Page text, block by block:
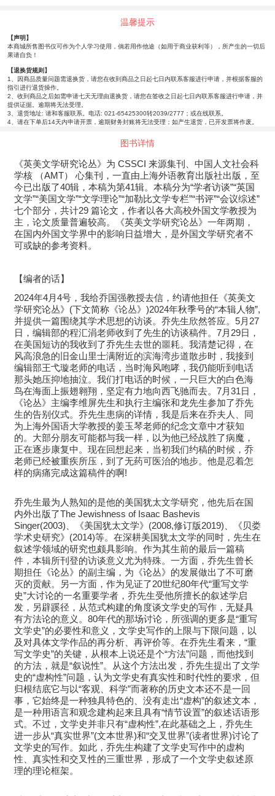
温馨提示
【声明】
本商城所售图书仅可作为个人学习使用，倘若用作他途（如用于商业获利等），所产生的一切后
果请自负！
【退换货规则】
1、因商品质量问题需退换货，请您在收到商品之日起七日内联系客服进行申请，并根据客服的
指引进行退货操作。
2、收到商品之后如需申请七天无理由退换货，请您在签收之日起七日内联系客服进行申请，并
提供证据。逾期将无法受理。
3、退货地址: 请和客服联系。电话: 021-65425300转2039/2777；或在线联系。
4、请在下单后14天内申请开票，逾期财务封账将无法受理；如产生退货，已开发票将作废。
图书详情
《英美文学研究论丛》为 CSSCI 来源集刊、中国人文社会科
学核 （AMT） 心集刊，一直由上海外语教育出版社出版，至
今已出版了40辑，本稿为第41辑。本稿分为“学者访谈”“英国
文学”“美国文学”“文学理论”“加勒比文学专栏”“书评”“会议综述”
七个部分，共计29 篇论文，作者以各大高校外国文学教授为
主，论文质量普遍较高。《英美文学研究论丛》一年两期，
在国内外国文学界中的影响日益增大，是外国文学研究者不
可或缺的参考资料。
【编者的话】
2024年4月4号，我给乔国强教授去信，约请他担任《英美文
学研究论丛》(下文简称《论丛》)2024年秋季号的“本辑人物”,
并提供一篇围绕其学术思想的访谈。乔先生欣然答应。5月27
日，编辑部的程汇涓老师收到了先生的访谈稿件。7月29日，
在美国短访的我收到了乔先生去世的噩耗。我清楚记得，在
风高浪急的旧金山里士满附近的滨海湾步道散步时，我接到
编辑部王弋璇老师的电话，当时海风咆哮，我仍能听到电话
那头她压抑地抽泣。我们打电话的时候，一只巨大的白色海
鸟在海面上振翅翱翔，坚定有力地向西飞驰而去。7月31日，
《论丛》主编李维屏先生和执行主编张和龙先生参加了乔先
生的告别仪式。乔先生患病的详情，我是后来在乔夫人、同
为上海外国语大学教授的姜玉琴老师的纪念文章中才获知
的。大部分朋友可能都与我一样，以为他已经战胜了病魔，
正在逐步康复中。现在回想起来，当初我们约稿的时候，乔
老师已经被重疾所压，到了无药可医治的地步。他是忍着怎
样的病痛完成这篇稿件的啊!
乔先生最为人熟知的是他的美国犹太文学研究，他先后在国
内外出版了The Jewishness of Isaac Bashevis
Singer(2003)、《美国犹太文学》(2008,修订版2019)、《贝娄
学术史研究》(2014)等。在深耕美国犹太文学的同时，先生在
叙述学领域的研究也颇具影响。作为其生前的最后一篇稿
件，本辑所刊登的访谈意义尤为特殊。一方面，乔先生曾长
期担任《论丛》的副主编，为《论丛》的发展做出了不可磨
灭的贡献。另一方面，作为见证了20世纪80年代“重写文学
史”大讨论的一名重要学者，乔先生受他所擅长的叙述学启
发，另辟蹊径，从范式构建的角度谈文学史的写作，无疑具
有方法论的意义。80年代的那场讨论，所强调的更多是“重写
文学史”的必要性和意义，文学史写作的上限与下限问题，以
及对具体文学作品的再分析、再评价等。在乔先生看来，“重
写文学史”的关键，从根本上说还是个“方法”问题，而他找到
的方法，就是“叙说性”。从这个方法出发，乔先生提出了文学
史的“虚构性”问题，认为文学史有真实性和时代性的要求，但
归根结底它与以“客观、科学”而著称的历史文本还不是一回
事，它始终是一种独具特色的、没有走出“虚构”的叙述文本，
是一种用语言和观念建构起来且具有“情节设置”的叙述话语形
式。不过，文学史并非只有“虚构性”,在此基础之上，乔先生
进一步从“真实世界”(文本世界)和“交叉世界”(读者世界)讨论了
文学史的写作。如此，乔先生构建了文学史写作中的虚构
性、真实性和交叉性的三重世界，形成了一个文学史叙述原
理的理论框架。